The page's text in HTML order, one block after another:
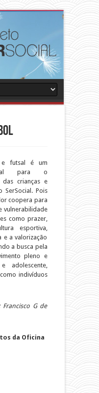
futsal é um
para o
das crianças e
SerSocial. Pois
coopera para
vulnerabilidade
como prazer,
esportiva,
e a valorização
a busca pela
pleno e
adolescente,
indivíduos
Francisco G de
da Oficina